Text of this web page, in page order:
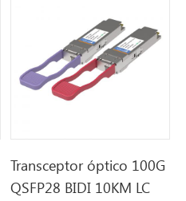
Transceptor óptico 100G
QSFP28 BIDI 10KM LC